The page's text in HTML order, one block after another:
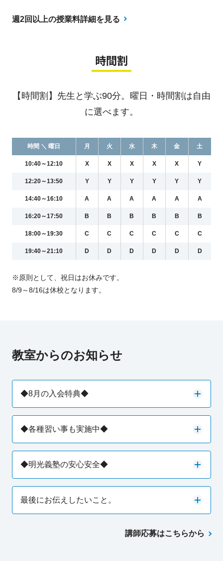
週2回以上の授業料詳細を見る
時間割
【時間割】先生と学ぶ90分。曜日・時間割は自由
に選べます。
時間 ＼ 曜日 月 火 水 木 金 土
10:40～12:10 X X X X X Y
12:20～13:50 Y Y Y Y Y Y
14:40～16:10 A A A A A A
16:20～17:50 B B B B B B
18:00～19:30 C C C C C C
19:40～21:10 D D D D D D
※原則として、祝日はお休みです。
8/9～8/16は休校となります。
教室からのお知らせ
◆8月の入会特典◆
◆各種習い事も実施中◆
◆明光義塾の安心安全◆
最後にお伝えしたいこと。
講師応募はこちらから